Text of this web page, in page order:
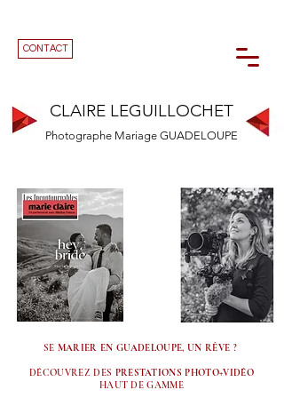
CLAIRE LEGUILLOCHET
Photographe Mariage GUADELOUPE
CONTACT
SE MARIER EN GUADELOUPE, UN RÊVE ?
DÉCOUVREZ DES PRESTATIONS PHOTO+VIDÉO
HAUT DE GAMME